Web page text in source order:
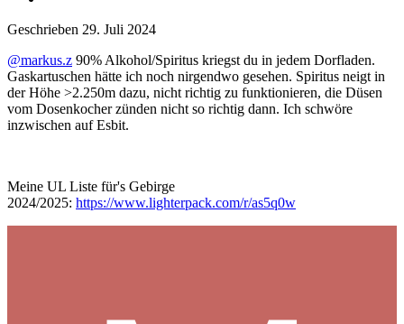
Geschrieben 29. Juli 2024
@markus.z 90% Alkohol/Spiritus kriegst du in jedem Dorfladen.
Gaskartuschen hätte ich noch nirgendwo gesehen. Spiritus neigt in
der Höhe >2.250m dazu, nicht richtig zu funktionieren, die Düsen
vom Dosenkocher zünden nicht so richtig dann. Ich schwöre
inzwischen auf Esbit.
Meine UL Liste für's Gebirge
2024/2025: https://www.lighterpack.com/r/as5q0w